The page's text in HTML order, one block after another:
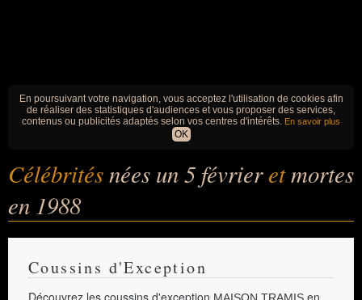
En poursuivant votre navigation, vous acceptez l'utilisation de cookies afin
de réaliser des statistiques d'audiences et vous proposer des services,
contenus ou publicités adaptés selon vos centres d'intérêts. En savoir plus
OK
Célébritésnées un 5 févrieretmortes
en 1988
Coussins d'Exception
Découvrez les coussins d'exception
en